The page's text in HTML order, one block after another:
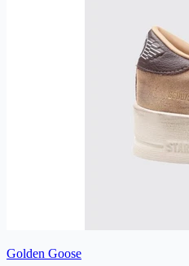
Golden Goose